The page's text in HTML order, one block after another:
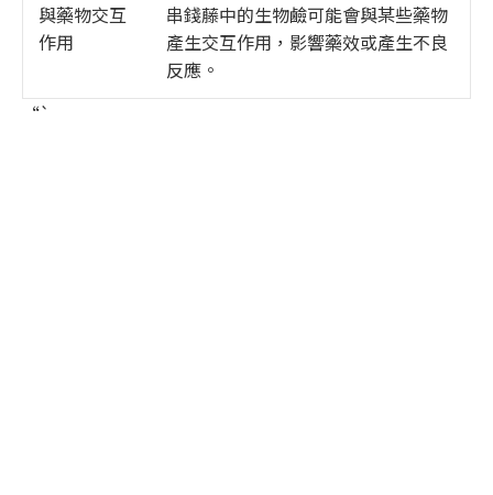
與藥物交互
作用
串錢藤中的生物鹼可能會與某些藥物
產生交互作用，影響藥效或產生不良
反應。
“`